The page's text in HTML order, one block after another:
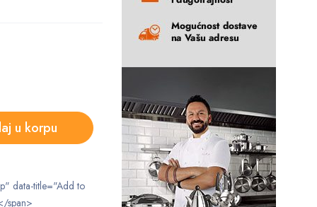
u korpu
data-title="Add to
span>